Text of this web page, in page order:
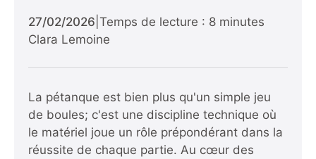
27/02/2026 Temps de lecture : 8 minutes
Clara Lemoine
La pétanque est bien plus qu'un simple jeu
de boules; c'est une discipline technique où
le matériel joue un rôle prépondérant dans la
réussite de chaque partie. Au cœur des